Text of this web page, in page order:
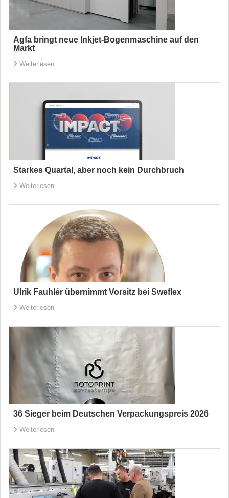
Agfa bringt neue Inkjet-Bogenmaschine auf den
Markt
Weiterlesen
Starkes Quartal, aber noch kein Durchbruch
Weiterlesen
Ulrik Fauhlér übernimmt Vorsitz bei Sweflex
Weiterlesen
36 Sieger beim Deutschen Verpackungspreis 2026
Weiterlesen